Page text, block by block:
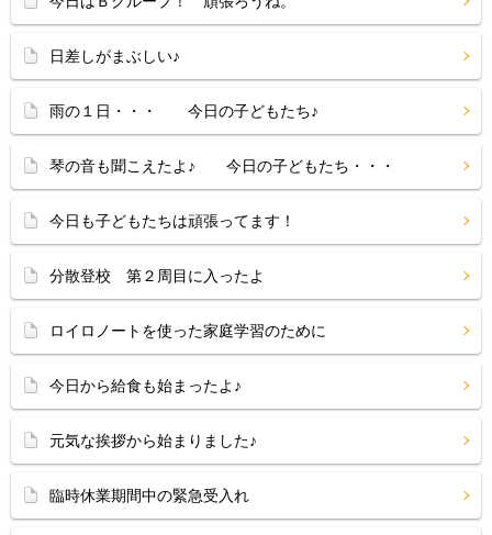
日差しがまぶしい♪
雨の１日・・・ 今日の子どもたち♪
琴の音も聞こえたよ♪ 今日の子どもたち・・・
今日も子どもたちは頑張ってます！
分散登校 第２周目に入ったよ
ロイロノートを使った家庭学習のために
今日から給食も始まったよ♪
元気な挨拶から始まりました♪
臨時休業期間中の緊急受入れ